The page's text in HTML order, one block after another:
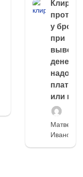
Клиринг
у
при
выводе
денег,
надо
платить
или
Матвей
Иванов